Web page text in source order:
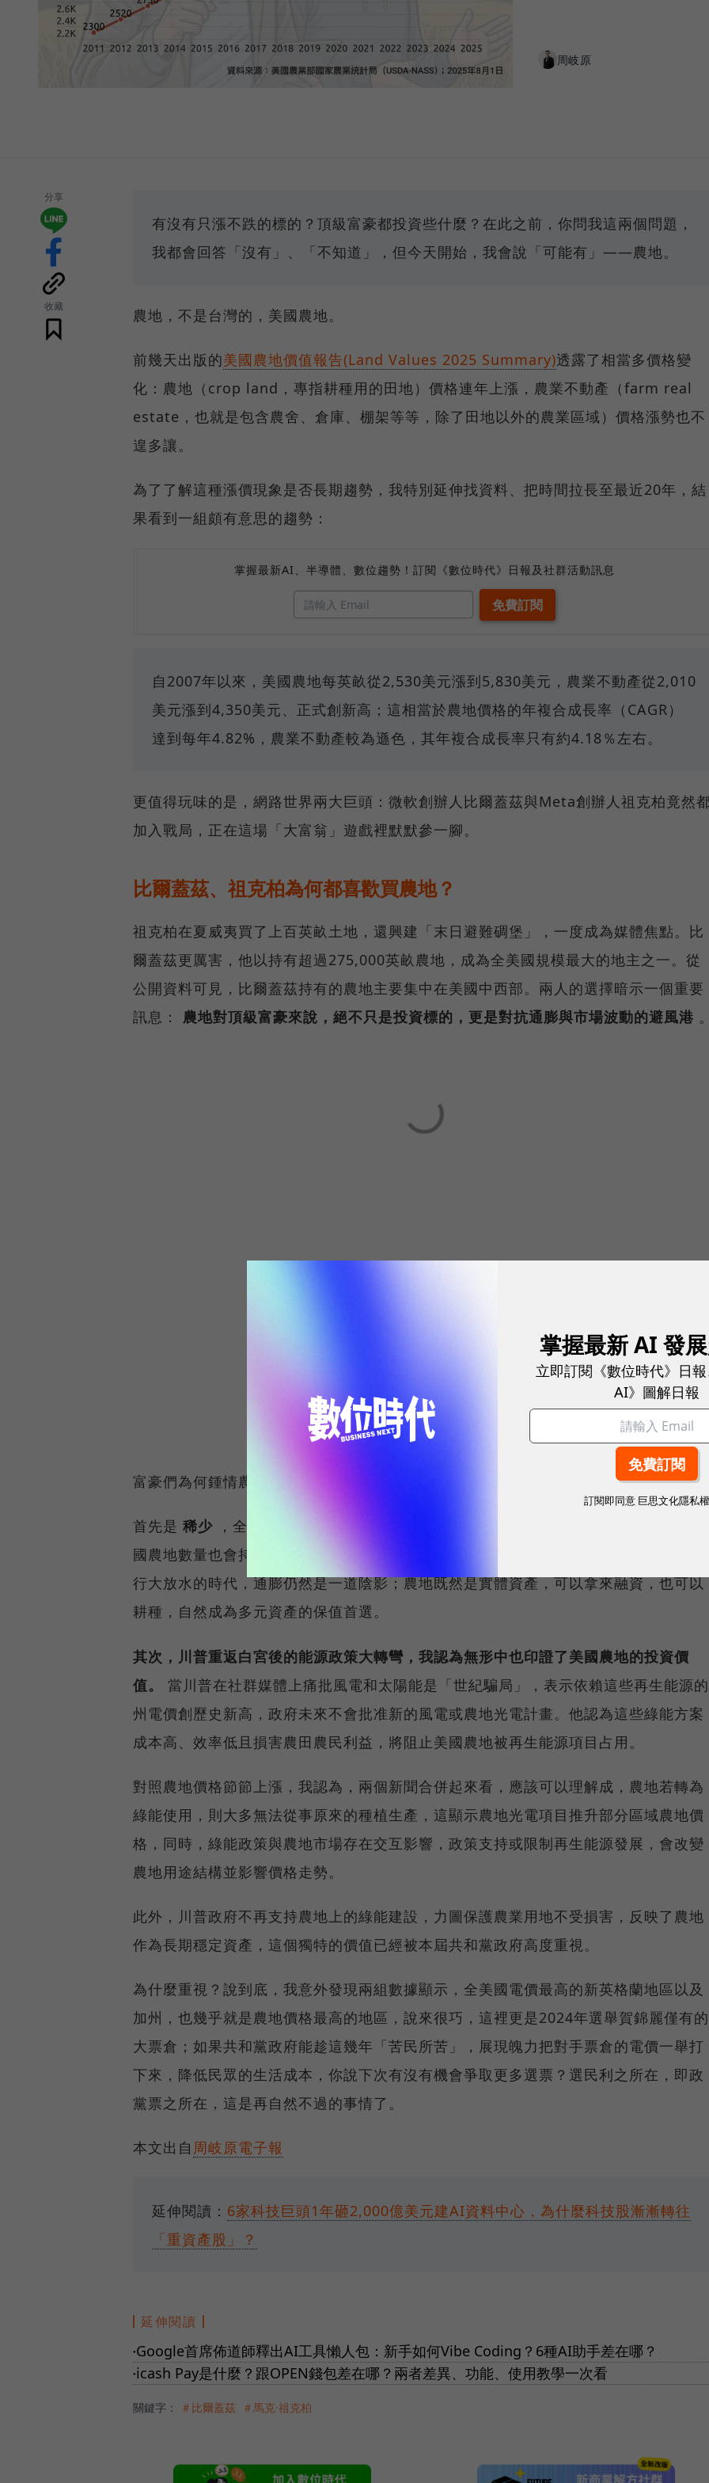
周岐原
分享
收藏
有沒有只漲不跌的標的？頂級富豪都投資些什麼？在此之前，你問我這兩個問題，
我都會回答「沒有」、「不知道」，但今天開始，我會說「可能有」——農地。
農地，不是台灣的，美國農地。
前幾天出版的美國農地價值報告(Land Values 2025 Summary)透露了相當多價格變
化：農地（crop land，專指耕種用的田地）價格連年上漲，農業不動產（farm real
estate，也就是包含農舍、倉庫、棚架等等，除了田地以外的農業區域）價格漲勢也不
遑多讓。
為了了解這種漲價現象是否長期趨勢，我特別延伸找資料、把時間拉長至最近20年，結
果看到一組頗有意思的趨勢：
掌握最新AI、半導體、數位趨勢！訂閱《數位時代》日報及社群活動訊息
自2007年以來，美國農地每英畝從2,530美元漲到5,830美元，農業不動產從2,010
美元漲到4,350美元、正式創新高；這相當於農地價格的年複合成長率（CAGR）
達到每年4.82%，農業不動產較為遜色，其年複合成長率只有約4.18％左右。
更值得玩味的是，網路世界兩大巨頭：微軟創辦人比爾蓋茲與Meta創辦人祖克柏竟然
加入戰局，正在這場「大富翁」遊戲裡默默參一腳。
比爾蓋茲、祖克柏為何都喜歡買農地？
祖克柏在夏威夷買了上百英畝土地，還興建「末日避難碉堡」，一度成為媒體焦點。比
爾蓋茲更厲害，他以持有超過275,000英畝農地，成為全美國規模最大的地主之一。從
公開資料可見，比爾蓋茲持有的農地主要集中在美國中西部。兩人的選擇暗示一個重要
訊息： 農地對頂級富豪來說，絕不只是投資標的，更是對抗通膨與市場波動的避風港
富豪們為何鍾情農地？答案其實並不複雜。
首先是 稀少 ，全球優質農地數量有限，如同比特幣總量設有上限，隨著都市化發展，
國農地數量也會持續減少，土質、地點越好，這樣的農地當然越有價值。而且在全球央
行大放水的時代，通膨仍然是一道陰影；農地既然是實體資產，可以拿來融資，也可以
耕種，自然成為多元資產的保值首選。
其次，川普重返白宮後的能源政策大轉彎，我認為無形中也印證了美國農地的投資價
值。
當川普在社群媒體上痛批風電和太陽能是「世紀騙局」，表示依賴這些再生能源的
州電價創歷史新高，政府未來不會批准新的風電或農地光電計畫。他認為這些綠能方案
成本高、效率低且損害農田農民利益，將阻止美國農地被再生能源項目占用。
對照農地價格節節上漲，我認為，兩個新聞合併起來看，應該可以理解成，農地若轉為
綠能使用，則大多無法從事原來的種植生產，這顯示農地光電項目推升部分區域農地價
格，同時，綠能政策與農地市場存在交互影響，政策支持或限制再生能源發展，會改變
農地用途結構並影響價格走勢。
此外，川普政府不再支持農地上的綠能建設，力圖保護農業用地不受損害，反映了農地
作為長期穩定資產，這個獨特的價值已經被本屆共和黨政府高度重視。
為什麼重視？說到底，我意外發現兩組數據顯示，全美國電價最高的新英格蘭地區以及
加州，也幾乎就是農地價格最高的地區，說來很巧，這裡更是2024年選舉賀錦麗僅有的
大票倉；如果共和黨政府能趁這幾年「苦民所苦」，展現魄力把對手票倉的電價一舉打
下來，降低民眾的生活成本，你說下次有沒有機會爭取更多選票？選民利之所在，即政
黨票之所在，這是再自然不過的事情了。
本文出自 周岐原電子報
延伸閱讀： 6家科技巨頭1年砸2,000億美元建AI資料中心，為什麼科技股漸漸轉往
「重資產股」？
延伸閱讀
● Google首席佈道師釋出AI工具懶人包：新手如何Vibe Coding？6種AI助手差在哪？
● icash Pay是什麼？跟OPEN錢包差在哪？兩者差異、功能、使用教學一次看
關鍵字： ＃比爾蓋茲 ＃馬克·祖克柏
掌握最新 AI 發
立即訂閱《數位時代》日
AI》圖解日報
訂閱即同意 巨思文化隱私